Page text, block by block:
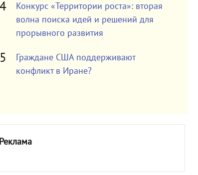
Конкурс «Территории роста»: вторая
волна поиска идей и решений для
прорывного развития
Граждане США поддерживают
конфликт в Иране?
Реклама